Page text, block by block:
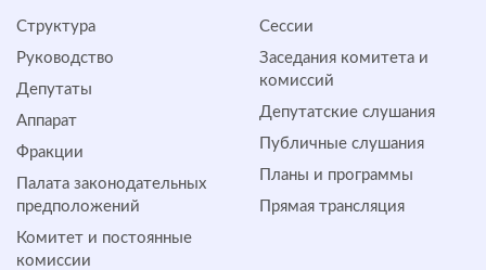
Структура
Руководство
Депутаты
Аппарат
Фракции
Палата законодательных
предположений
Комитет и постоянные
комиссии
Сессии
Заседания комитета и
комиссий
Депутатские слушания
Публичные слушания
Планы и программы
Прямая трансляция